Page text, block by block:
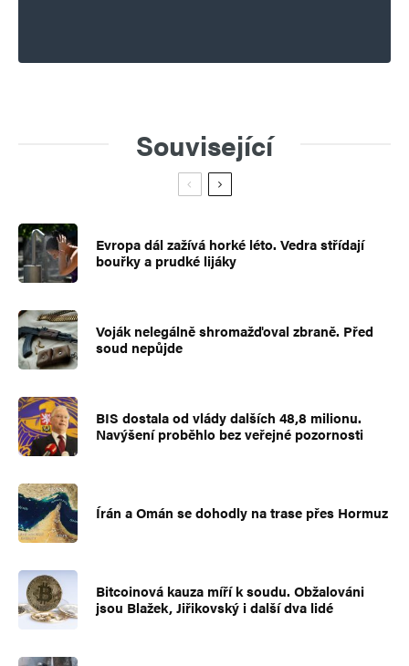
Související
Evropa dál zažívá horké léto. Vedra střídají
bouřky a prudké lijáky
Voják nelegálně shromažďoval zbraně. Před
soud nepůjde
BIS dostala od vlády dalších 48,8 milionu.
Navýšení proběhlo bez veřejné pozornosti
Írán a Omán se dohodly na trase přes Hormuz
Bitcoinová kauza míří k soudu. Obžalováni
jsou Blažek, Jiřikovský i další dva lidé